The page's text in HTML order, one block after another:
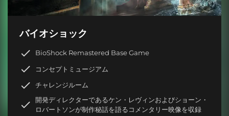
バイオショック
BioShock Remastered Base Game
コンセプトミュージアム
チャレンジルーム
開発ディレクターであるケン・レヴィンおよびショーン・
ロバートソンが制作秘話を語るコメンタリー映像を収録